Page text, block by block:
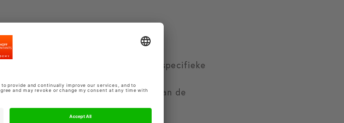
financiële verslaggeving.
commissarissen.
van rechtspersonen, met specifieke
het definitieve programma af van de